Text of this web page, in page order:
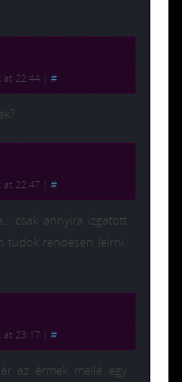
at 22:44 #
at 22:47 #
csak annyira izgatott
tudok rendesen leírni.
at 23:17 #
az érmek mellé egy